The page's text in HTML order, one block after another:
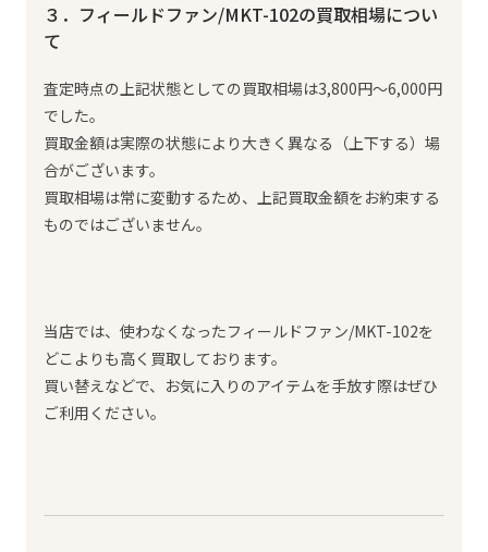
３．フィールドファン/MKT-102の買取相場につい
て
査定時点の上記状態としての買取相場は3,800円～6,000円
でした。
買取金額は実際の状態により大きく異なる（上下する）場
合がございます。
買取相場は常に変動するため、上記買取金額をお約束する
ものではございません。
当店では、使わなくなったフィールドファン/MKT-102を
どこよりも高く買取しております。
買い替えなどで、お気に入りのアイテムを手放す際はぜひ
ご利用ください。